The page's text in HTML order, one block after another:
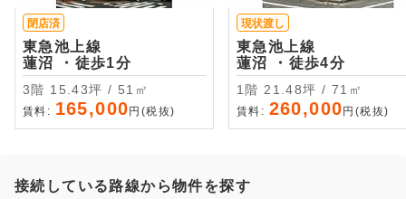
閉店済
東急池上線
蓮沼 ・徒歩1分
3階 15.43坪 / 51㎡
賃料: 165,000 円(税抜)
現状渡し
東急池上線
蓮沼 ・徒歩4分
1階 21.48坪 / 71㎡
賃料: 260,000 円(税抜)
接続している路線から物件を探す